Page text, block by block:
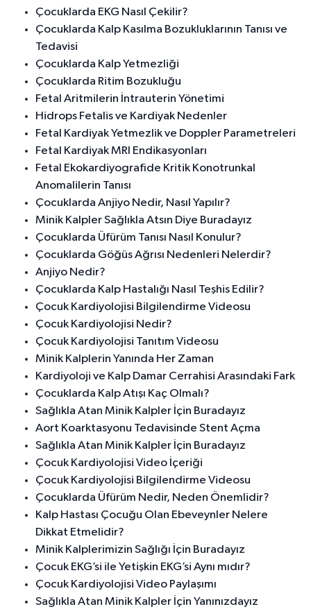
Çocuklarda EKG Nasıl Çekilir?
Çocuklarda Kalp Kasılma Bozukluklarının Tanısı ve
Tedavisi
Çocuklarda Kalp Yetmezliği
Çocuklarda Ritim Bozukluğu
Fetal Aritmilerin İntrauterin Yönetimi
Hidrops Fetalis ve Kardiyak Nedenler
Fetal Kardiyak Yetmezlik ve Doppler Parametreleri
Fetal Kardiyak MRI Endikasyonları
Fetal Ekokardiyografide Kritik Konotrunkal
Anomalilerin Tanısı
Çocuklarda Anjiyo Nedir, Nasıl Yapılır?
Minik Kalpler Sağlıkla Atsın Diye Buradayız
Çocuklarda Üfürüm Tanısı Nasıl Konulur?
Çocuklarda Göğüs Ağrısı Nedenleri Nelerdir?
Anjiyo Nedir?
Çocuklarda Kalp Hastalığı Nasıl Teşhis Edilir?
Çocuk Kardiyolojisi Bilgilendirme Videosu
Çocuk Kardiyolojisi Nedir?
Çocuk Kardiyolojisi Tanıtım Videosu
Minik Kalplerin Yanında Her Zaman
Kardiyoloji ve Kalp Damar Cerrahisi Arasındaki Fark
Çocuklarda Kalp Atışı Kaç Olmalı?
Sağlıkla Atan Minik Kalpler İçin Buradayız
Aort Koarktasyonu Tedavisinde Stent Açma
Sağlıkla Atan Minik Kalpler İçin Buradayız
Çocuk Kardiyolojisi Video İçeriği
Çocuk Kardiyolojisi Bilgilendirme Videosu
Çocuklarda Üfürüm Nedir, Neden Önemlidir?
Kalp Hastası Çocuğu Olan Ebeveynler Nelere
Dikkat Etmelidir?
Minik Kalplerimizin Sağlığı İçin Buradayız
Çocuk EKG’si ile Yetişkin EKG’si Aynı mıdır?
Çocuk Kardiyolojisi Video Paylaşımı
Sağlıkla Atan Minik Kalpler İçin Yanınızdayız